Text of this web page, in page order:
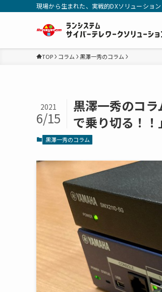
現場から生まれた、実戦的DXソリューション
TOP コラム 黒澤一秀のコラム
黒澤一秀のコ
で乗り切る！！」
2021
6/15
黒澤一秀のコラム